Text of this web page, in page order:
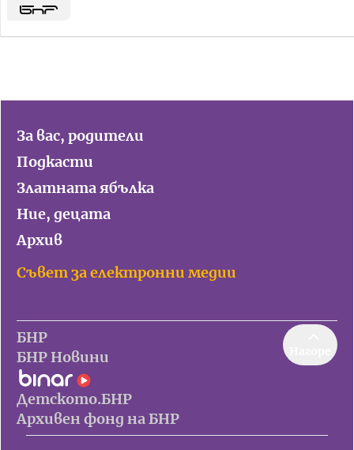
За вас, родители
Подкасти
Златната ябълка
Ние, децата
Архив
Съвет за електронни медии
БНР
БНР Новини
Детското.БНР
Архивен фонд на БНР